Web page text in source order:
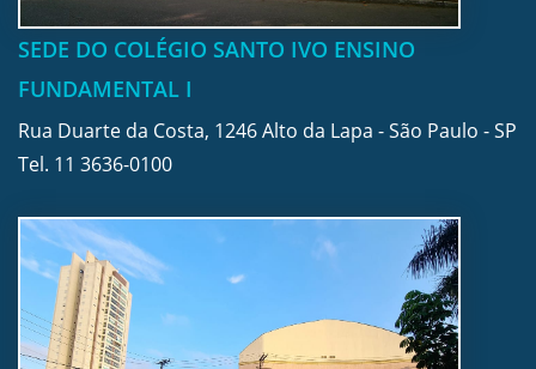
SEDE DO COLÉGIO SANTO IVO ENSINO
FUNDAMENTAL I
Rua Duarte da Costa, 1246 Alto da Lapa - São Paulo - SP
Tel. 11 3636-0100